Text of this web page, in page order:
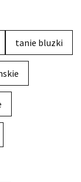
tanie bluzki